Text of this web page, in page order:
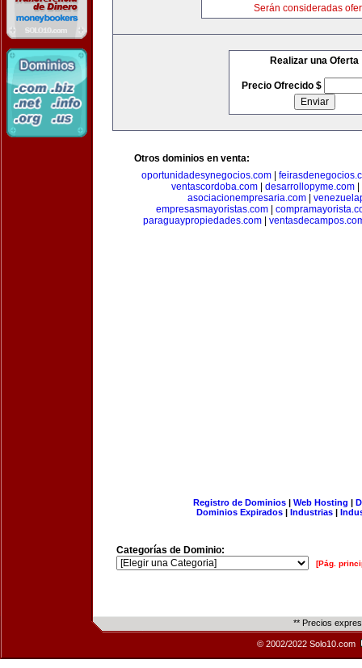
Serán consideradas
Realizar una Oferta
Precio Ofrecido $
Otros dominios en venta:
oportunidadesynegocios.com|
ventascordoba.com| desarrollopyme.com|
asociacionempresaria.com
empresasmayoristas.com|
paraguaypropiedades.com
Registro de Dominios| Web Hosting |
Dominios Expirados | Industrias |
Categorías de Dominio:
[Pág.
** Precios
© 2002/2022 Solo10.com